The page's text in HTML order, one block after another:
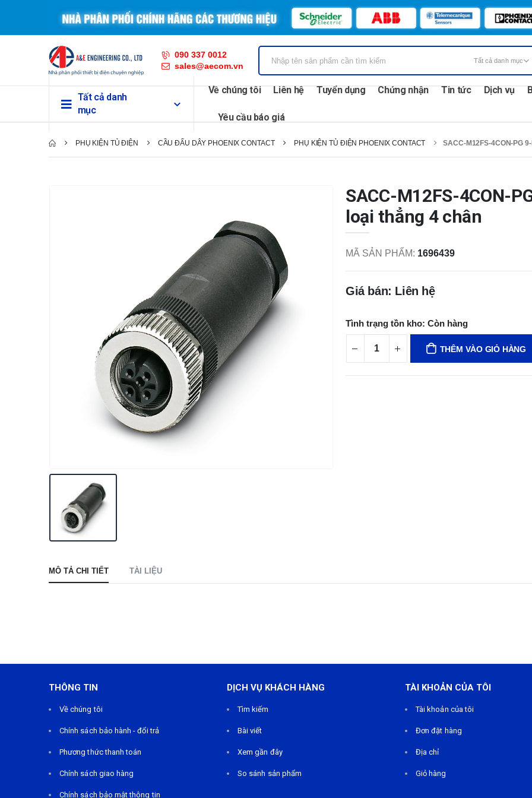
090 337 0012
sales@aecom.vn
Tất cả danh
mục
Về chúng tôi Liên hệ Tuyển dụng Chứng nhận Tin tức Dịch vụ
Yêu cầu báo giá
PHỤ KIỆN TỦ ĐIỆN CẦU ĐẤU DÂY PHOENIX CONTACT PHỤ KIỆN TỦ ĐIỆN PHOENIX CONTACT SACC-M12FS-4CON-PG
SACC-M12FS-4CON-
loại thẳng 4 chân
MÃ SẢN PHẨM: 1696439
Giá bán: Liên hệ
Tình trạng tồn kho: Còn hàng
THÊM VÀO GIỎ HÀNG
MÔ TẢ CHI TIẾT TÀI LIỆU
THÔNG TIN
Về chúng tôi
Chính sách bảo hành - đổi trả
Phương thức thanh toán
Chính sách giao hàng
Chính sách bảo mật thông tin
DỊCH VỤ KHÁCH HÀNG
Tìm kiếm
Bài viết
Xem gần đây
So sánh sản phẩm
TÀI KHOẢN CỦA TÔI
Tài khoản của tôi
Đơn đặt hàng
Địa chỉ
Giỏ hàng